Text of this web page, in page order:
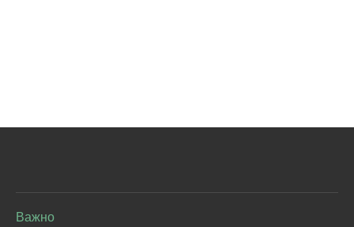
Важно